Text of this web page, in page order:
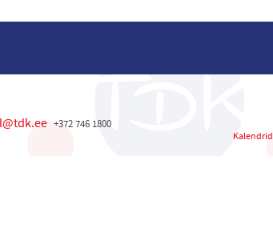
Kalendrid
+372 746 1800